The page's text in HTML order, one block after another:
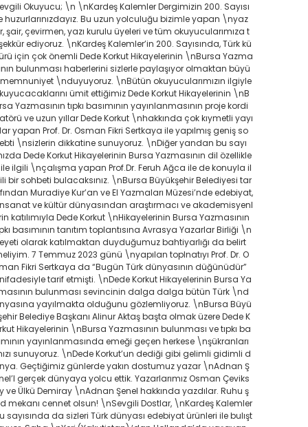
Okuyucu; \n \nKardeş Kalemler Dergimizin 200. Sayısı
huzurlarınızdayız. Bu uzun yolculuğu bizimle yapan \nyaz
şair, çevirmen, yazı kurulu üyeleri ve tüm okuyucularımıza t
ediyoruz. \nKardeş Kalemler’in 200. Sayısında, Türk kü
için çok önemli Dede Korkut Hikayelerinin \nBursa Yazma
bulunması haberlerini sizlerle paylaşıyor olmaktan büyü
\nduyuyoruz. \nBütün okuyucularımızın ilgiyle
ümit ettiğimiz Dede Korkut Hikayelerinin \nB
Yazmasının tıpkı basımının yayınlanmasının proje kordi
ve uzun yıllar Dede Korkut \nhakkında çok kıymetli yayı
yapan Prof. Dr. Osman Fikri Sertkaya ile yapılmış geniş so
\nsizlerin dikkatine sunuyoruz. \nDiğer yandan bu sayı
Dede Korkut Hikayelerinin Bursa Yazmasının dil özellikle
ilgili \nçalışma yapan Prof.Dr. Feruh Ağca ile de konuyla il
bir sohbeti bulacaksınız. \nBursa Büyükşehir Belediyesi tar
Muradiye Kur’an ve El Yazmaları Müzesi’nde edebiyat,
ve kültür dünyasından araştırmacı ve akademisyenl
katılımıyla Dede Korkut \nHikayelerinin Bursa Yazmasının
basımının tanıtım toplantısına Avrasya Yazarlar Birliği \n
olarak katılmaktan duyduğumuz bahtiyarlığı da belirt
7 Temmuz 2023 günü \nyapılan toplnatıyı Prof. Dr. O
Fikri Sertkaya da “Bugün Türk dünyasının düğünüdür”
tarif etmişti. \nDede Korkut Hikayelerinin Bursa Ya
bulunması sevincinin dalga dalga bütün Türk \nd
yayılmakta olduğunu gözlemliyoruz. \nBursa Büyü
Belediye Başkanı Alinur Aktaş başta olmak üzere Dede K
Hikayelerinin \nBursa Yazmasının bulunması ve tıpkı ba
yayınlanmasında emeği geçen herkese \nşükranları
sunuyoruz. \nDede Korkut’un dediği gibi gelimli gidimli d
Geçtiğimiz günlerde yakın dostumuz yazar \nAdnan Ş
gerçek dünyaya yolcu ettik. Yazarlarımız Osman Çeviks
ve Ülkü Demiray \nAdnan Şenel hakkında yazdılar. Ruhu ş
mekanı cennet olsun! \nSevgili Dostlar, \nKardeş Kalemler
sayısında da sizleri Türk dünyası edebiyat ürünleri ile bulışt